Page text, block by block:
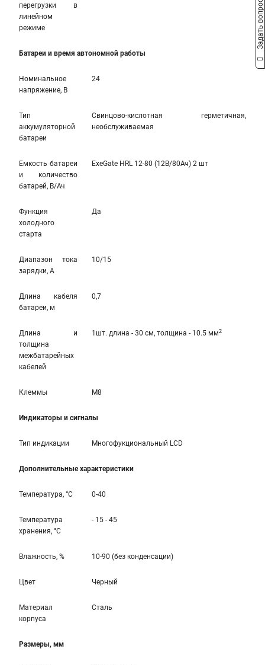
перегрузки в
линейном
режиме
Батареи и время автономной работы
Номинальное
напряжение, В
24
Тип
аккумуляторной
батареи
Свинцово-кислотная герметичная,
необслуживаемая
Емкость батареи
и количество
батарей, В/Ач
ExeGate HRL 12-80 (12В/80Ач) 2 шт
Функция
холодного
старта
Да
Диапазон тока
зарядки, А
10/15
Длина кабеля
батареи, м
0,7
Длина и
толщина
межбатарейных
кабелей
1шт. длина - 30 см, толщина - 10.5 мм2
Клеммы M8
Индикаторы и сигналы
Тип индикации Многофукциональный LCD
Дополнительные характеристики
Температура, °С 0-40
Температура
хранения, °С
- 15 - 45
Влажность, % 10-90 (без конденсации)
Цвет Черный
Материал
корпуса
Сталь
Размеры, мм
Задать вопрос